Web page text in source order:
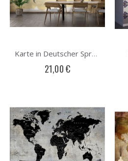
Karte in Deutscher Sprache Fototapete
21,00 €